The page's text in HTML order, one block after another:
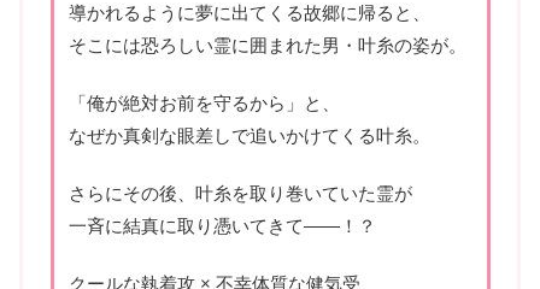
導かれるように夢に出てくる故郷に帰ると、
そこには恐ろしい霊に囲まれた男・叶糸の姿が。
「俺が絶対お前を守るから」と、
なぜか真剣な眼差しで追いかけてくる叶糸。
さらにその後、叶糸を取り巻いていた霊が
一斉に結真に取り憑いてきて――！？
クールな執着攻 × 不幸体質な健気受